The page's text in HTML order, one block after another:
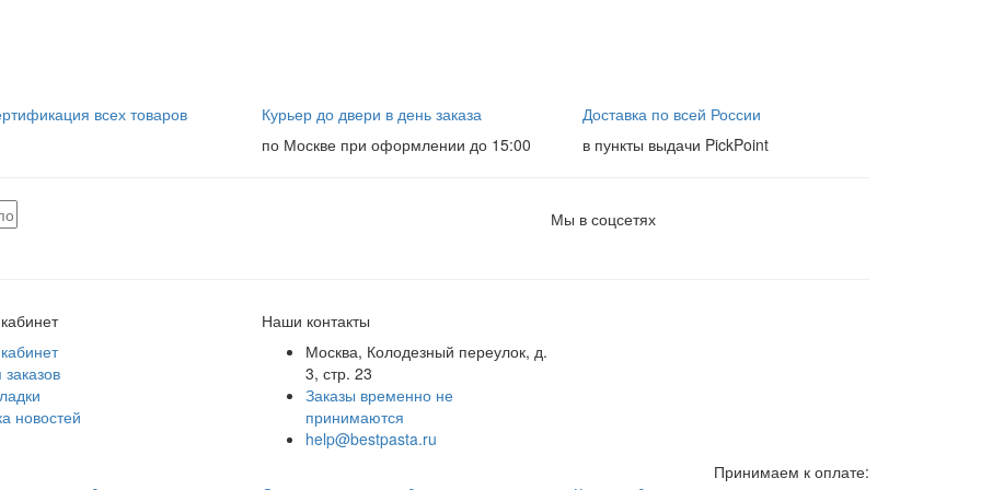
всех товаров
Курьер до двери в день заказа
по Москве при оформлении до 15:00
Доставка по всей России
в пункты выдачи PickPoint
Мы в соцсетях
новостей
Наши контакты
Москва, Колодезный переулок, д.
3, стр. 23
Заказы временно не
принимаются
help@bestpasta.ru
Принимаем к оплате: